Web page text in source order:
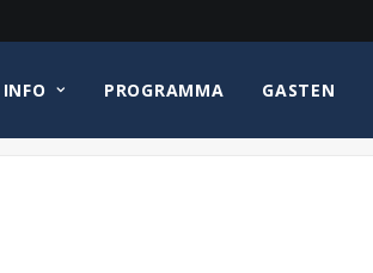
INFO PROGRAMMA GASTEN